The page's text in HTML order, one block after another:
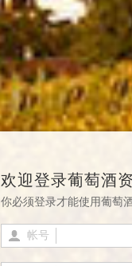
欢迎登录葡萄酒
你必须登录才能使用葡萄
帐号